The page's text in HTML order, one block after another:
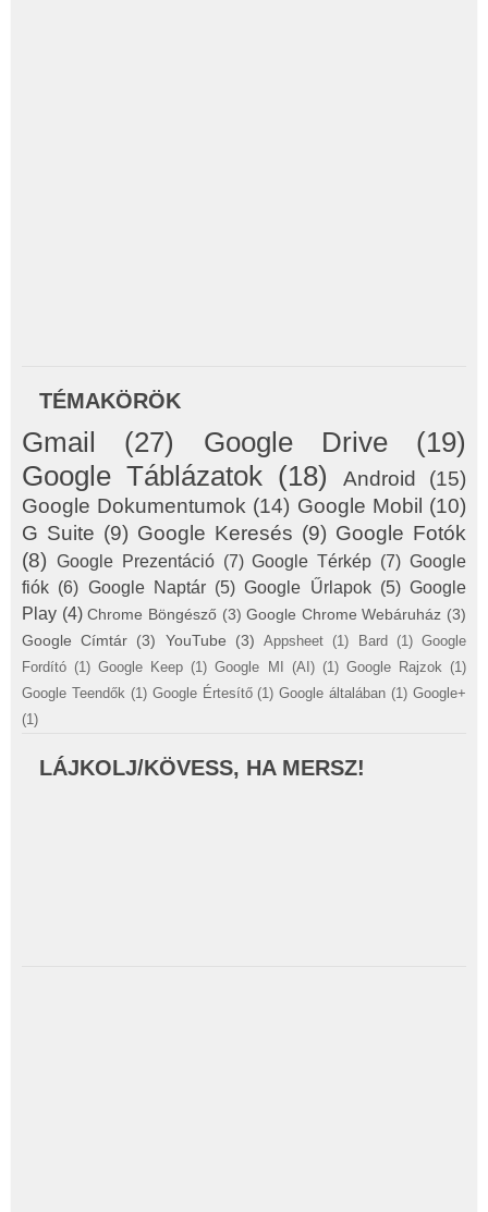
TÉMAKÖRÖK
Gmail (27) Google Drive
(19)
Google Táblázatok (18) Android
(15)
Google Dokumentumok (14) Google Mobil (10)
G Suite (9) Google Keresés (9) Google Fotók
(8) Google Prezentáció (7) Google Térkép (7) Google
fiók (6) Google Naptár (5) Google Űrlapok (5) Google
Play (4) Chrome Böngésző (3) Google Chrome Webáruház (3)
Google Címtár (3) YouTube (3) Appsheet (1) Bard (1) Google
Fordító (1) Google Keep (1) Google MI (AI) (1) Google Rajzok (1)
Google Teendők (1) Google Értesítő (1) Google általában (1) Google+
(1)
LÁJKOLJ/KÖVESS, HA MERSZ!